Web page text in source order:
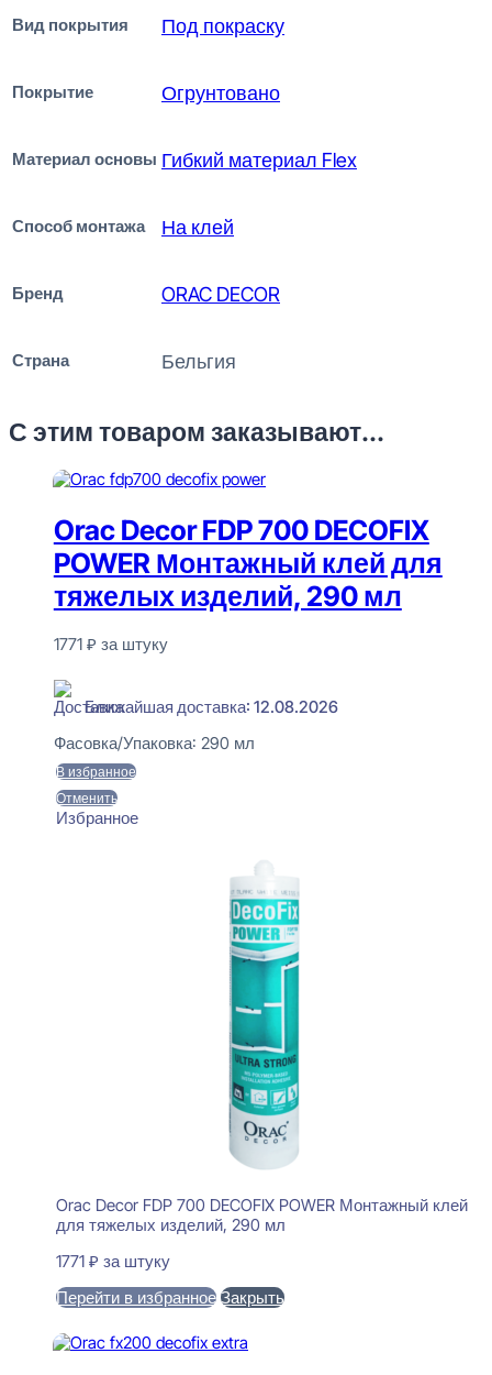
Вид покрытия Под покраску
Покрытие Огрунтовано
Материал основы Гибкий материал Flex
Способ монтажа На клей
Бренд ORAC DECOR
Страна Бельгия
С этим товаром заказывают...
Orac Decor FDP 700 DECOFIX
POWER Монтажный клей для
тяжелых изделий, 290 мл
1771 ₽ за штуку
Ближайшая доставка: 12.08.2026
Фасовка/Упаковка: 290 мл
В избранное
Отменить
Избранное
Orac Decor FDP 700 DECOFIX POWER Монтажный клей
для тяжелых изделий, 290 мл
1771 ₽ за штуку
Перейти в избранное Закрыть